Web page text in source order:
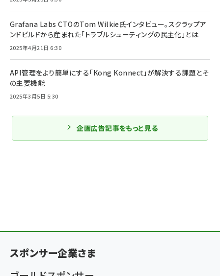
Grafana Labs CTOのTom Wilkie氏インタビュー。スクラップア
ンドビルドから産まれた「トラブルシューティングの民主化」とは
2025年4月21日 6:30
API管理をより簡単にする「Kong Konnect」が解決する課題とそ
の主要機能
2025年3月5日 5:30
企画広告記事をもっと見る
スポンサー企業さま